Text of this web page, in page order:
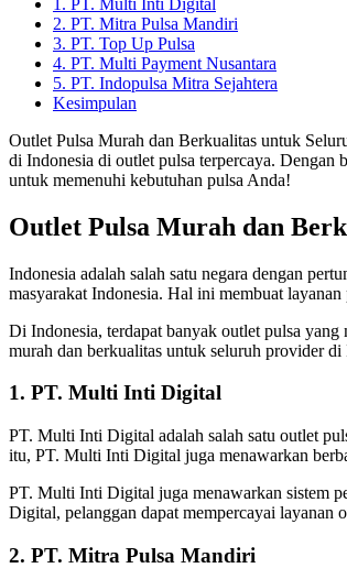
2. PT. Mitra Pulsa Mandiri
3. PT. Top Up Pulsa
4. PT. Multi Payment Nusantara
5. PT. Indopulsa Mitra Sejahtera
Kesimpulan
Outlet Pulsa Murah dan Berkualitas untuk
di Indonesia di outlet pulsa terpercaya. Dengan
untuk memenuhi kebutuhan pulsa Anda!
Outlet Pulsa Murah dan
Indonesia adalah salah satu negara dengan
masyarakat Indonesia. Hal ini membuat
Di Indonesia, terdapat banyak outlet pulsa
murah dan berkualitas untuk seluruh provider di
1. PT. Multi Inti Digital
PT. Multi Inti Digital adalah salah satu outlet
itu, PT. Multi Inti Digital juga menawarkan
PT. Multi Inti Digital juga menawarkan sistem
Digital, pelanggan dapat mempercayai layanan
2. PT. Mitra Pulsa Mandiri